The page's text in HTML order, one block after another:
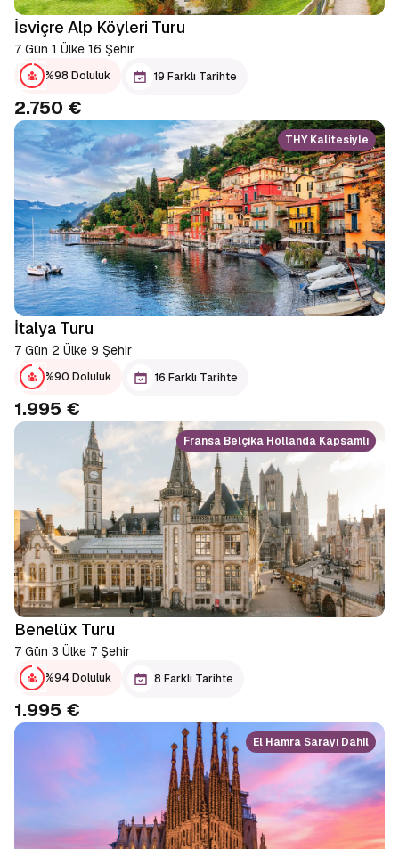
İsviçre Alp Köyleri Turu
7 Gün 1 Ülke 16 Şehir
%98 Doluluk 19 Farklı Tarihte
2.750 €
THY Kalitesiyle
İtalya Turu
7 Gün 2 Ülke 9 Şehir
%90 Doluluk 16 Farklı Tarihte
1.995 €
Fransa Belçika Hollanda Kapsamlı
Benelüx Turu
7 Gün 3 Ülke 7 Şehir
%94 Doluluk 8 Farklı Tarihte
1.995 €
El Hamra Sarayı Dahil